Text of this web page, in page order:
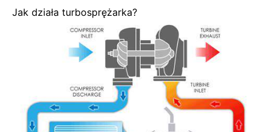
Jak działa turbosprężarka?